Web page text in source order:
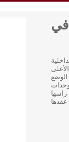
وزير الداخلية
عقدها